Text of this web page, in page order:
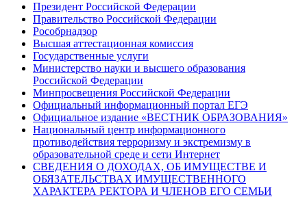
Президент Российской Федерации
Правительство Российской Федерации
Рособрнадзор
Высшая аттестационная комиссия
Государственные услуги
Министерство науки и высшего образования
Российской Федерации
Минпросвещения Российской Федерации
Официальный информационный портал ЕГЭ
Официальное издание «ВЕСТНИК ОБРАЗОВАНИЯ»
Национальный центр информационного
противодействия терроризму и экстремизму в
образовательной среде и сети Интернет
СВЕДЕНИЯ О ДОХОДАХ, ОБ ИМУЩЕСТВЕ И
ОБЯЗАТЕЛЬСТВАХ ИМУЩЕСТВЕННОГО
ХАРАКТЕРА РЕКТОРА И ЧЛЕНОВ ЕГО СЕМЬИ